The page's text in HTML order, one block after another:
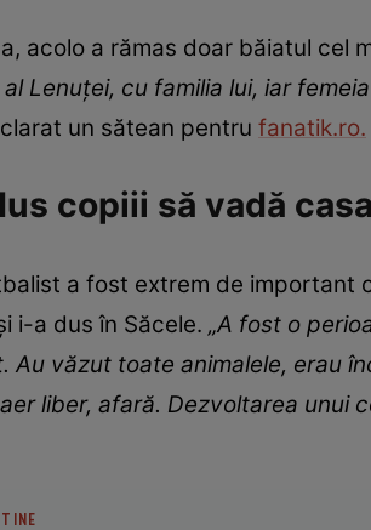
acolo a rămas doar băiatul cel
Lenuței, cu familia lui, iar
un sătean pentru fanatik.ro.
copiii să vadă
a fost extrem de important
i-a dus în Săcele. „A fost o
Au văzut toate animalele, erau
liber, afară. Dezvoltarea unui